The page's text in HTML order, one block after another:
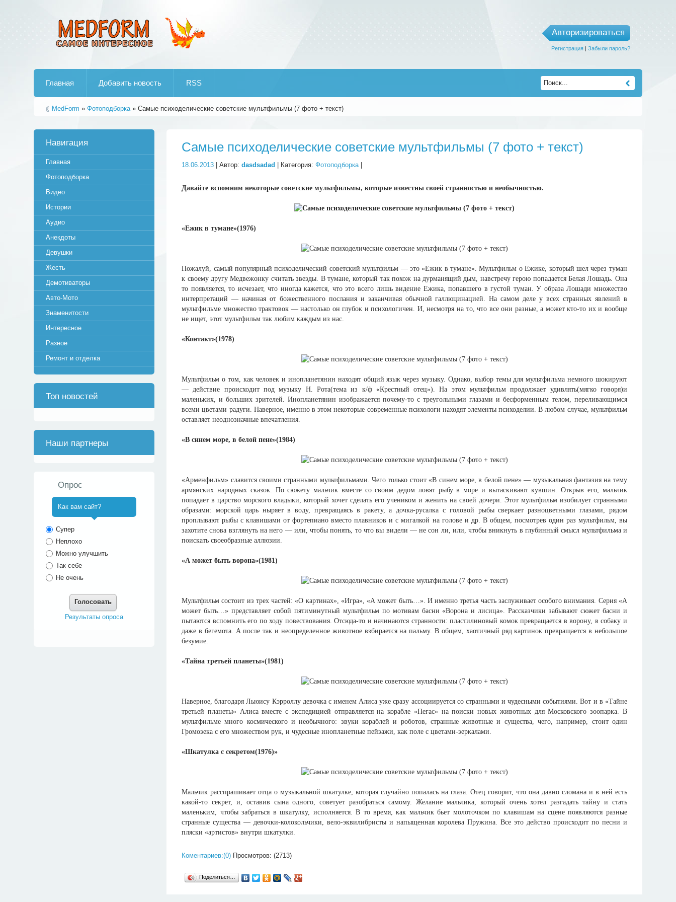
Авторизироваться
Регистрация| Забыли пароль?
Главная Добавить новость RSS
MedForm »Фотоподборка» Самые психоделические советские мультфильмы (7 фото + текст)
Самые психоделические советские мультфильмы (7 фото + текст)
18.06.2013 | Автор:dasdsadad | Категория:Фотоподборка|
Давайте вспомним некоторые советские мультфильмы, которые известны своей странностью и необычностью.
«Ежик в тумане»(1976)
Пожалуй, самый популярный психоделический советский мультфильм — это «Ежик в тумане». Мультфильм о Ежике, который шел через туман
к своему другу Медвежонку считать звезды. В тумане, который так похож на дурманящий дым, навстречу герою попадается Белая Лошадь. Она
то появляется, то исчезает, что иногда кажется, что это всего лишь видение Ежика, попавшего в густой туман. У образа Лошади множество
интерпретаций — начиная от божественного послания и заканчивая обычной галлюцинацией. На самом деле у всех странных явлений в
мультфильме множество трактовок — настолько он глубок и психологичен. И, несмотря на то, что все они разные, а может кто-то их и вообще
не ищет, этот мультфильм так любим каждым из нас.
«Контакт»(1978)
Мультфильм о том, как человек и инопланетянин находят общий язык через музыку. Однако, выбор темы для мультфильма немного шокируют
— действие происходит под музыку Н. Рота(тема из к/ф «Крестный отец»). На этом мультфильм продолжает удивлять(мягко говоря)и
маленьких, и больших зрителей. Инопланетянин изображается почему-то с треугольными глазами и бесформенным телом, переливающимся
всеми цветами радуги. Наверное, именно в этом некоторые современные психологи находят элементы психоделии. В любом случае, мультфильм
оставляет неоднозначные впечатления.
«В синем море, в белой пене»(1984)
«Арменфильм» славится своими странными мультфильмами. Чего только стоит «В синем море, в белой пене» — музыкальная фантазия на тему
армянских народных сказок. По сюжету мальчик вместе со своим дедом ловят рыбу в море и вытаскивают кувшин. Открыв его, мальчик
попадает в царство морского владыки, который хочет сделать его учеником и женить на своей дочери. Этот мультфильм изобилует странными
образами: морской царь ныряет в воду, превращаясь в ракету, а дочка-русалка с головой рыбы сверкает разноцветными глазами, рядом
проплывают рыбы с клавишами от фортепиано вместо плавников и с мигалкой на голове и др. В общем, посмотрев один раз мультфильм, вы
захотите снова взглянуть на него — или, чтобы понять, то что вы видели — не сон ли, или, чтобы вникнуть в глубинный смысл мультфильма и
поискать своеобразные аллюзии.
«А может быть ворона»(1981)
Мультфильм состоит из трех частей: «О картинах», «Игра», «А может быть…». И именно третья часть заслуживает особого внимания. Серия «А
может быть…» представляет собой пятиминутный мультфильм по мотивам басни «Ворона и лисица». Рассказчики забывают сюжет басни и
пытаются вспомнить его по ходу повествования. Отсюда-то и начинаются странности: пластилиновый комок превращается в ворону, в собаку и
даже в бегемота. А после так и неопределенное животное взбирается на пальму. В общем, хаотичный ряд картинок превращается в небольшое
безумие.
«Тайна третьей планеты»(1981)
Наверное, благодаря Льюису Кэрроллу девочка с именем Алиса уже сразу ассоциируется со странными и чудесными событиями. Вот и в «Тайне
третьей планеты» Алиса вместе с экспедицией отправляется на корабле «Пегас» на поиски новых животных для Московского зоопарка. В
мультфильме много космического и необычного: звуки кораблей и роботов, странные животные и существа, чего, например, стоит один
Громозека с его множеством рук, и чудесные инопланетные пейзажи, как поле с цветами-зеркалами.
«Шкатулка с секретом(1976)»
Мальчик расспрашивает отца о музыкальной шкатулке, которая случайно попалась на глаза. Отец говорит, что она давно сломана и в ней есть
какой-то секрет, и, оставив сына одного, советует разобраться самому. Желание мальчика, который очень хотел разгадать тайну и стать
маленьким, чтобы забраться в шкатулку, исполняется. В то время, как мальчик бьет молоточком по клавишам на сцене появляются разные
странные существа — девочки-колокольчики, вело-эквилибристы и напыщенная королева Пружина. Все это действо происходит по песни и
пляски «артистов» внутри шкатулки.
Коментариев:(0) Просмотров: (2713)
Поделиться…
Навигация
Главная
Фотоподборка
Видео
Истории
Аудио
Анекдоты
Девушки
Жесть
Демотиваторы
Авто-Мото
Знаменитости
Интересное
Разное
Ремонт и отделка
Топ новостей
Наши партнеры
Опрос
Как вам сайт?
Супер
Неплохо
Можно улучшить
Так себе
Не очень
Голосовать
Результаты опроса